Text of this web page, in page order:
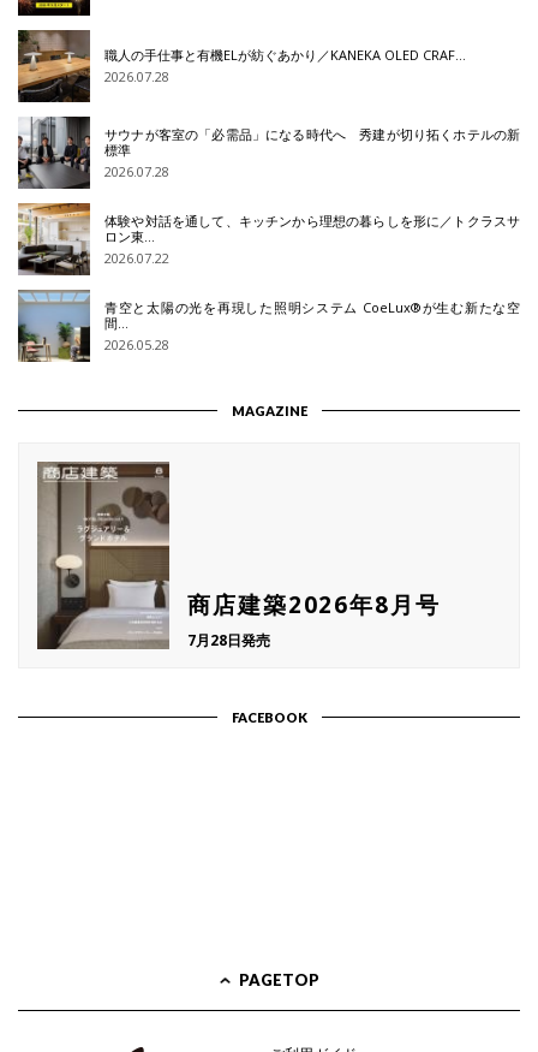
職人の手仕事と有機ELが紡ぐあかり／KANEKA OLED CRAF…
2026.07.28
サウナが客室の「必需品」になる時代へ 秀建が切り拓くホテルの新
標準
2026.07.28
体験や対話を通して、キッチンから理想の暮らしを形に／トクラスサ
ロン東…
2026.07.22
青空と太陽の光を再現した照明システム CoeLux®が生む新たな空
間…
2026.05.28
MAGAZINE
商店建築2026年8月号
7月28日発売
FACEBOOK
PAGETOP